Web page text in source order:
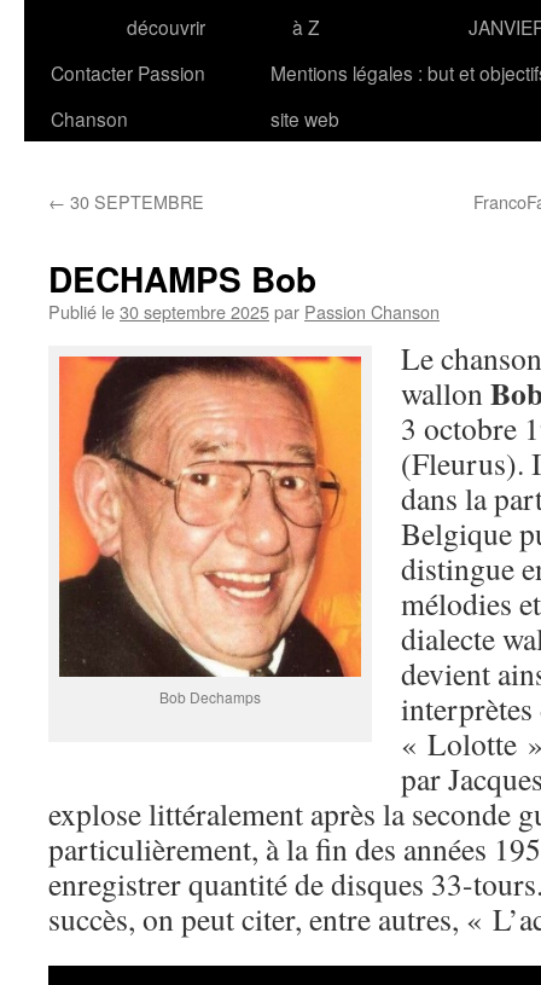
découvrir
à Z
Contacter Passion
Chanson
Mentions légales : but et
site web
← 30 SEPTEMBRE
DECHAMPS Bob
Publié le30 septembre 2025par Passion Chanson
Bob Dechamps
Le
wallon
3 octobre
(Fleurus).
dans la
Belgique
distingue
mélodies
dialecte
devient
interprètes
« Lolotte
par
explose littéralement après la seconde
particulièrement, à la fin des années
enregistrer quantité de disques 33-
succès, on peut citer, entre autres, «